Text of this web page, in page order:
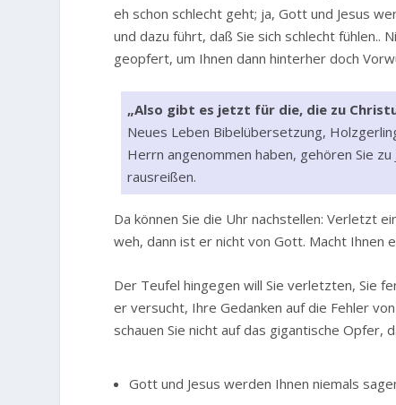
eh schon schlecht geht; ja, Gott und Jesus
und dazu führt, daß Sie sich schlecht fühlen..
geopfert, um Ihnen dann hinterher doch
„Also gibt es jetzt für die, die zu
Neues Leben Bibelübersetzung,
Herrn angenommen haben, gehören Sie
rausreißen.
Da können Sie die Uhr nachstellen: Verletzt
weh, dann ist er nicht von Gott. Macht Ihnen
Der Teufel hingegen will Sie verletzten, Sie
er versucht, Ihre Gedanken auf die Fehler
schauen Sie nicht auf das gigantische Opfer,
Gott und Jesus werden Ihnen niemals